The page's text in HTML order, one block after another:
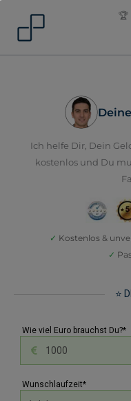
content
🏆
Ich helfe Dir, Dein
kostenlos und Du
✓ Kostenlos &
✓
⭐
Wie viel Euro brauchst Du?*
Wunschlaufzeit*